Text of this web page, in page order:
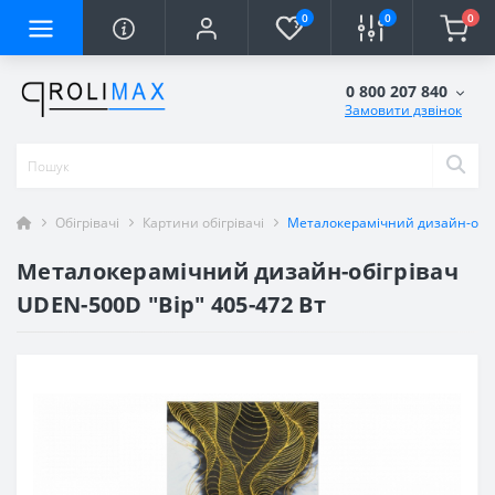
0 0 0
0 800 207 840
Замовити дзвінок
Обігрівачі Картини обігрівачі Металокерамічний дизайн-
Металокерамічний дизайн-обігрівач
UDEN-500D "Вір" 405-472 Вт